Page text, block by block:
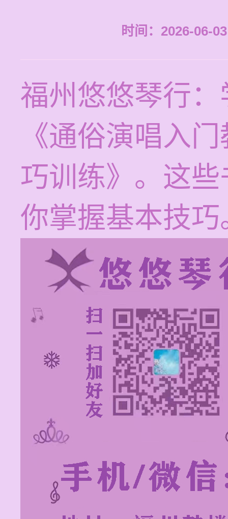
时间：2026-06-
福州悠悠琴行
《通俗演唱入
巧训练》。这
你掌握基本技巧